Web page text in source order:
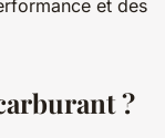
et des
?